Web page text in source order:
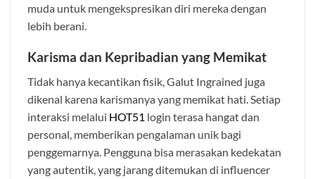
muda untuk mengekspresikan diri mereka dengan
lebih berani.
Karisma dan Kepribadian yang Memikat
Tidak hanya kecantikan fisik, Galut Ingrained juga
dikenal karena karismanya yang memikat hati. Setiap
interaksi melalui HOT51 login terasa hangat dan
personal, memberikan pengalaman unik bagi
penggemarnya. Pengguna bisa merasakan kedekatan
yang autentik, yang jarang ditemukan di influencer